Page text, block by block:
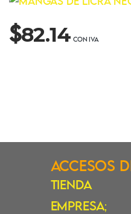
$82.14
Accesos
Tienda
Empresa;